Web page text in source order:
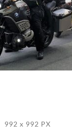
992 x 992 PX